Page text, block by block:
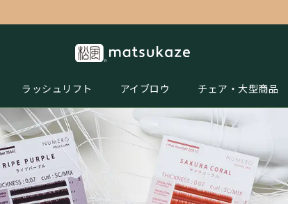
ラッシュリフト アイブロウ チェア・大型商品